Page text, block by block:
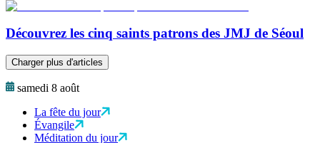
Découvrez les cinq saints patrons des JMJ de Séoul
Charger plus d'articles
samedi 8 août
La fête du jour
Évangile
Méditation du jour